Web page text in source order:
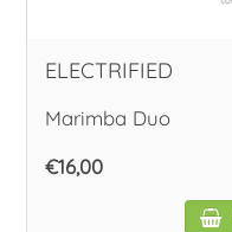
ELECTRIFIED
Marimba Duo
€16,00